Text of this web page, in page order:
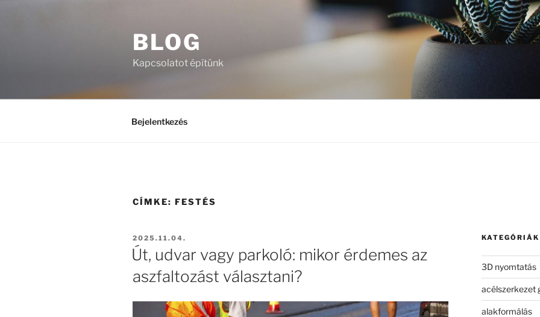
BLOG
Kapcsolatot építünk
Bejelentkezés
CÍMKE: FESTÉS
BEKÜLDVE:
2025.11.04.
Út, udvar vagy parkoló: mikor érdemes az
aszfaltozást választani?
KATEGÓRIÁK
3D nyomtatás
acélszerkezet
alakformálás